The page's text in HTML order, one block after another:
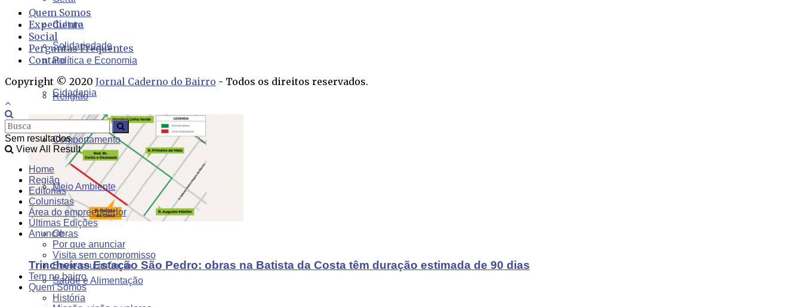
Cultura
Política e Economia
Religião
Trincheiras Estação São Pedro: obras na Batista da Costa têm duração estimada de 90 dias
Solidariedade
Cidadania
Comportamento
Meio Ambiente
Obras
Saúde e Alimentação
Quem Somos
Expediente
Social
Perguntas Frequentes
Contato
Copyright © 2020 Jornal Caderno do Bairro - Todos os direitos reservados.
Sem resultados
View All Result
Home
Região
Editorias
Colunistas
Área do empreendedor
Últimas Edições
Anuncie
Por que anunciar
Visita sem compromisso
Envie seu anúncio
Tem no bairro
Quem Somos
História